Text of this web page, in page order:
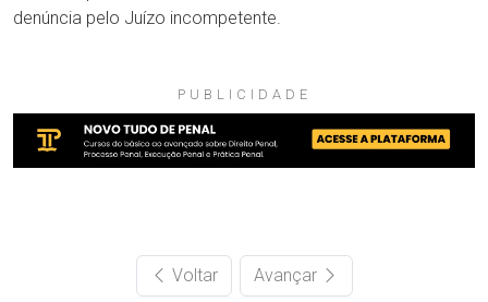
denúncia pelo Juízo incompetente.
PUBLICIDADE
Voltar Avançar